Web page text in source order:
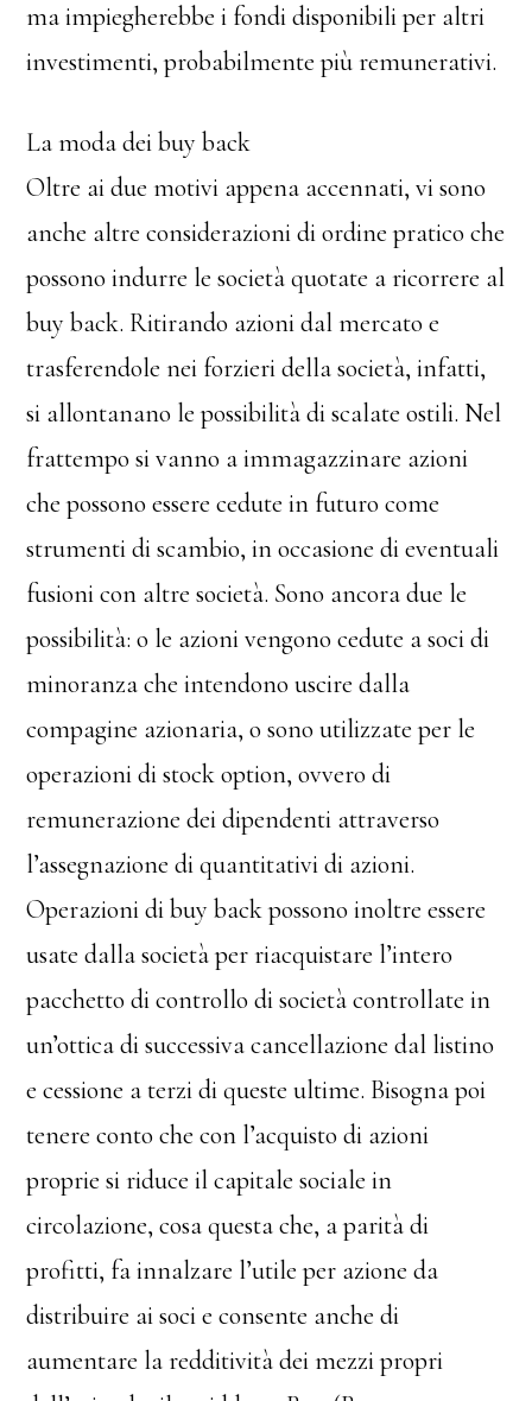
ma impiegherebbe i fondi disponibili per altri
investimenti, probabilmente più remunerativi.
La moda dei buy back
Oltre ai due motivi appena accennati, vi sono
anche altre considerazioni di ordine pratico che
possono indurre le società quotate a ricorrere al
buy back. Ritirando azioni dal mercato e
trasferendole nei forzieri della società, infatti,
si allontanano le possibilità di scalate ostili. Nel
frattempo si vanno a immagazzinare azioni
che possono essere cedute in futuro come
strumenti di scambio, in occasione di eventuali
fusioni con altre società. Sono ancora due le
possibilità: o le azioni vengono cedute a soci di
minoranza che intendono uscire dalla
compagine azionaria, o sono utilizzate per le
operazioni di stock option, ovvero di
remunerazione dei dipendenti attraverso
l’assegnazione di quantitativi di azioni.
Operazioni di buy back possono inoltre essere
usate dalla società per riacquistare l’intero
pacchetto di controllo di società controllate in
un’ottica di successiva cancellazione dal listino
e cessione a terzi di queste ultime. Bisogna poi
tenere conto che con l’acquisto di azioni
proprie si riduce il capitale sociale in
circolazione, cosa questa che, a parità di
profitti, fa innalzare l’utile per azione da
distribuire ai soci e consente anche di
aumentare la redditività dei mezzi propri